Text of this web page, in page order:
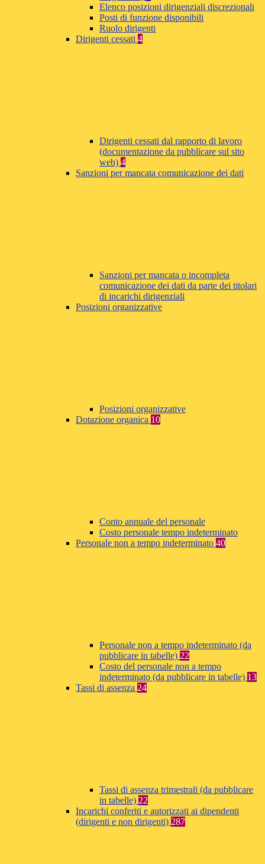
Elenco posizioni dirigenziali discrezionali
Posti di funzione disponibili
Ruolo dirigenti
Dirigenti cessati 4
Dirigenti cessati dal rapporto di lavoro
(documentazione da pubblicare sul sito
web) 4
Sanzioni per mancata comunicazione dei dati
Sanzioni per mancata o incompleta
comunicazione dei dati da parte dei titolari
di incarichi dirigenziali
Posizioni organizzative
Posizioni organizzative
Dotazione organica 10
Conto annuale del personale
Costo personale tempo indeterminato
Personale non a tempo indeterminato 40
Personale non a tempo indeterminato (da
pubblicare in tabelle) 22
Costo del personale non a tempo
indeterminato (da pubblicare in tabelle) 13
Tassi di assenza 24
Tassi di assenza trimestrali (da pubblicare
in tabelle) 22
Incarichi conferiti e autorizzati ai dipendenti
(dirigenti e non dirigenti) 287